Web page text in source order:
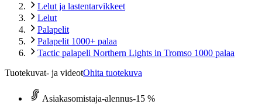
Lelut ja lastentarvikkeet
Lelut
Palapelit
Palapelit 1000+ palaa
Tactic palapeli Northern Lights in Tromso 1000 palaa
Tuotekuvat- ja videotOhita tuotekuva
Asiakasomistaja-alennus-15 %